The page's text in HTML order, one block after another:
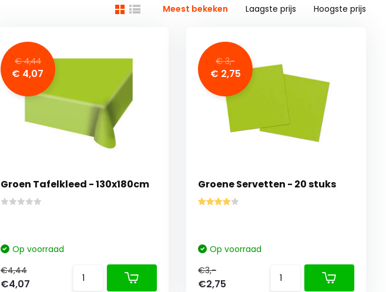
Meest bekeken Laagste prijs Hoogste prijs
€ 4,44
€ 4,07
Groen Tafelkleed - 130x180cm
Op voorraad
€4,44
€4,07
€ 3,-
€ 2,75
Groene Servetten - 20 stuks
Op voorraad
€3,-
€2,75